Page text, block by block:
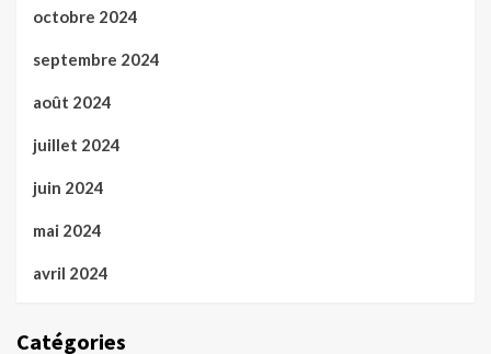
octobre 2024
septembre 2024
août 2024
juillet 2024
juin 2024
mai 2024
avril 2024
Catégories